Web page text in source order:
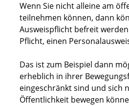
Wenn Sie nicht alleine am
teilnehmen können, dann
Ausweispflicht befreit
Pflicht, einen
Das ist zum Beispiel dann
erheblich in ihrer
eingeschränkt sind und sich
Öffentlichkeit bewegen